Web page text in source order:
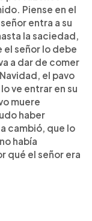
Piense en el
entra a su
la saciedad,
el señor lo debe
a dar de comer
el pavo
ve entrar en su
muere
haber
cambió, que lo
había
qué el señor era